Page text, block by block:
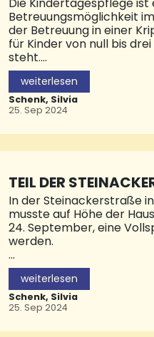
den Mitgliedern des Eine-
auch die besondere
Betreuungsmöglichkeit
der Betreuung in einer
für Kinder von null bis
steht.
Im Rahmen des
Kreisjugendamt Kurse zur
im Saarpfalz-Kreis elf
qualifiziert. Acht
haben sich
Nach erfolgreichem
Zertifikatsvergabe im
Homburg statt. In
Theophil Gallo
Kreisbeigeordnete
gebackenen“
Zertifikate. Er hob das
wertvoll für die
„Die Kindertag
weiterlesen
Schenk, Silvia
25. Sep 2024
TEIL DER
ERRT
In der Steinackerstraße
musste auf Höhe der
24. September, eine
werden.
Grund für diese Sperrung
Vollsperrung wird
Oktober andauern. Eine
wurde eingerichtet. ©
weiterlesen
Schenk, Silvia
25. Sep 2024